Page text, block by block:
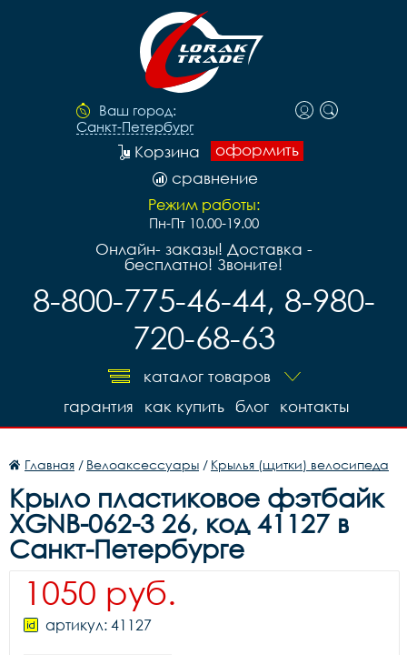
Ваш город:
Санкт-Петербург
оформить
Корзина
сравнение
Режим работы:
Пн-Пт 10.00-19.00
Онлайн- заказы! Доставка -
бесплатно! Звоните!
8-800-775-46-44, 8-980-
720-68-63
каталог товаров
контакты
блог
как купить
гарантия
Главная / Велоаксессуары / Крылья (щитки) велосипеда
Крыло пластиковое фэтбайк
XGNB-062-3 26, код 41127 в
Санкт-Петербурге
1050 руб.
артикул: 41127